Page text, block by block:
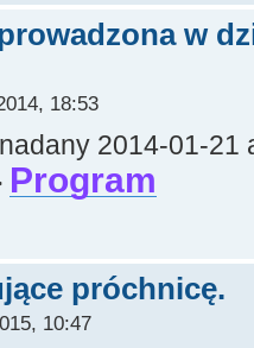
w
18:53
2014-01-
Program
próchnicę.
10:47